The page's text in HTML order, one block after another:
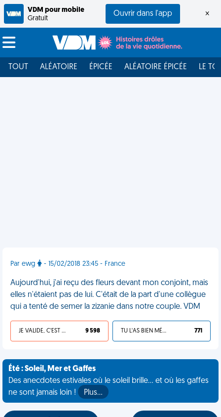
VDM pour mobile
Gratuit
Ouvrir dans l'app ×
TOUT ALÉATOIRE ÉPICÉE ALÉATOIRE ÉPICÉE LE
Par ewg - 15/02/2018 23:45 - France
Aujourd'hui, j'ai reçu des fleurs devant mon conjoint, mais
elles n'étaient pas de lui. C'était de la part d'une collègue
qui a tenté de semer la zizanie dans notre couple. VDM
JE VALIDE, C'EST UNE VDM 9 598 TU L'AS BIEN MÉRITÉ 771
Été : Soleil, Mer et Gaffes
Des anecdotes estivales où le soleil brille... et où les gaffes
ne sont jamais loin !
Plus…